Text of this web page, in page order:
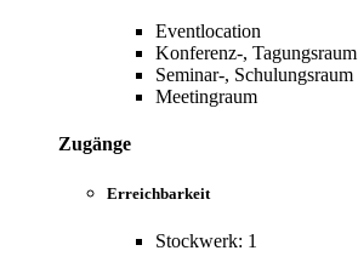
Eventlocation
Konferenz-, Tagungsraum
Seminar-, Schulungsraum
Meetingraum
Zugänge
Erreichbarkeit
Stockwerk: 1